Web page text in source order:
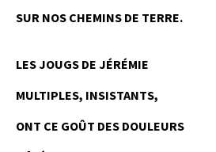
SUR NOS CHEMINS DE TERRE.
LES JOUGS DE JÉRÉMIE
MULTIPLES, INSISTANTS,
ONT CE GOÛT DES DOULEURS